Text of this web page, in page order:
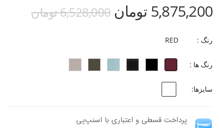
5,875,200 تومان 6,528,000 تومان
رنگ : RED
رنگ ها :
سایزها:
پرداخت قسطی و اعتباری با اسنپ‌پی